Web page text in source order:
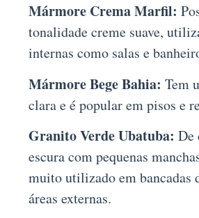
Mármore Crema Marfil:
tonalidade creme suave,
internas como salas e
Mármore Bege Bahia: Tem
clara e é popular em pisos e
Granito Verde Ubatuba: De
escura com pequenas
muito utilizado em bancadas
áreas externas.